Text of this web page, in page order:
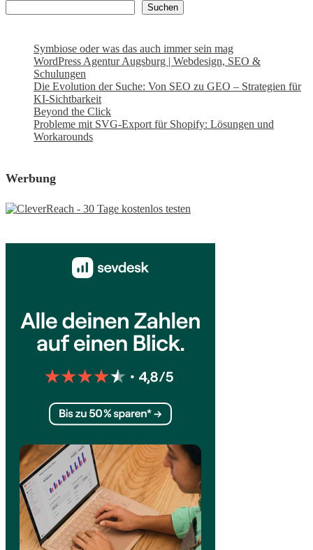
Suchen
Symbiose oder was das auch immer sein mag
WordPress Agentur Augsburg | Webdesign, SEO &
Schulungen
Die Evolution der Suche: Von SEO zu GEO – Strategien für
KI-Sichtbarkeit
Beyond the Click
Probleme mit SVG-Export für Shopify: Lösungen und
Workarounds
Werbung